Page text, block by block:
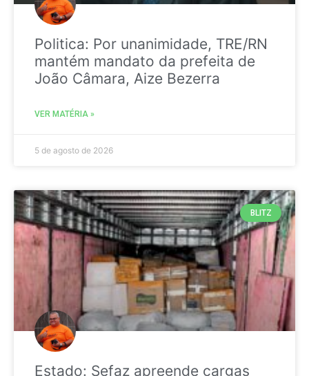
Politica: Por unanimidade, TRE/RN
mantém mandato da prefeita de
João Câmara, Aize Bezerra
VER MATÉRIA »
5 de agosto de 2026
BLITZ
Estado: Sefaz apreende cargas